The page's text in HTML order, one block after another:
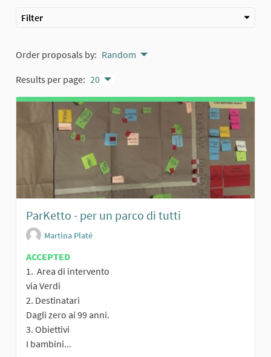
Filter
Order proposals by: Random
Results per page: 20
ParKetto - per un parco di tutti
Martina Platé
ACCEPTED
1. Area di intervento
via Verdi
2. Destinatari
Dagli zero ai 99 anni.
3. Obiettivi
I bambini...